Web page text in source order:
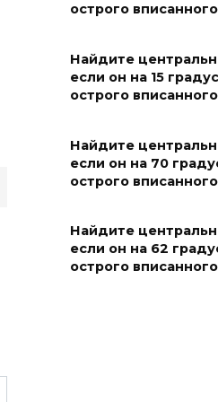
острого
Найдите
если он на 15
острого
Найдите
если он на 70
острого
Найдите
если он на 62
острого